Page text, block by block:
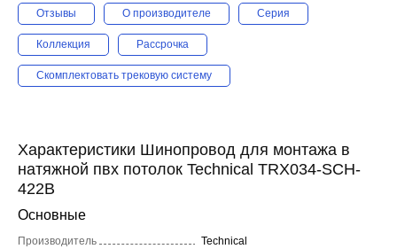
Отзывы О производителе Серия
Коллекция Рассрочка
Скомплектовать трековую систему
Характеристики Шинопровод для монтажа в
натяжной пвх потолок Technical TRX034-SCH-
422B
Основные
Производитель Technical